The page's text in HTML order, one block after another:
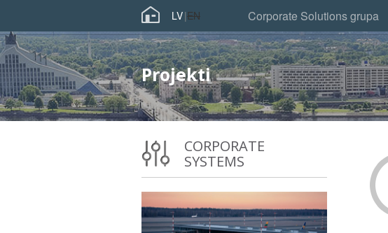
galveno
saturu
LV EN Corporate Solutions grupa
Projekti
CORPORATE
SYSTEMS